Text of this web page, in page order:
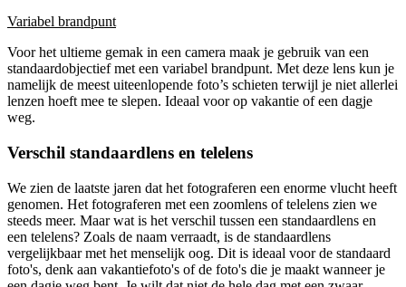
Variabel brandpunt
Voor het ultieme gemak in een camera maak je gebruik van een
standaardobjectief met een variabel brandpunt. Met deze lens kun je
namelijk de meest uiteenlopende foto’s schieten terwijl je niet allerlei
lenzen hoeft mee te slepen. Ideaal voor op vakantie of een dagje
weg.
Verschil standaardlens en telelens
We zien de laatste jaren dat het fotograferen een enorme vlucht heeft
genomen. Het fotograferen met een zoomlens of telelens zien we
steeds meer. Maar wat is het verschil tussen een standaardlens en
een telelens? Zoals de naam verraadt, is de standaardlens
vergelijkbaar met het menselijk oog. Dit is ideaal voor de standaard
foto's, denk aan vakantiefoto's of de foto's die je maakt wanneer je